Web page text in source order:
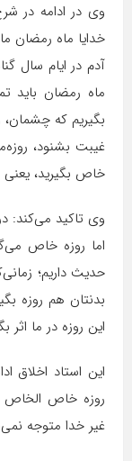
وی در ادامه در
خدایا ماه رمضان
آدم در ایام سال
ماه رمضان باید
بگیریم که چشمان،
غیبت بشنود،
خاص بگیرید،
وی تاکید می‌کند:
اما روزه خاص
حدیث داریم؛
بدنتان هم روزه
این روزه در ما اثر
این استاد اخلاق
روزه خاص الخاص
غیر خدا متوجه